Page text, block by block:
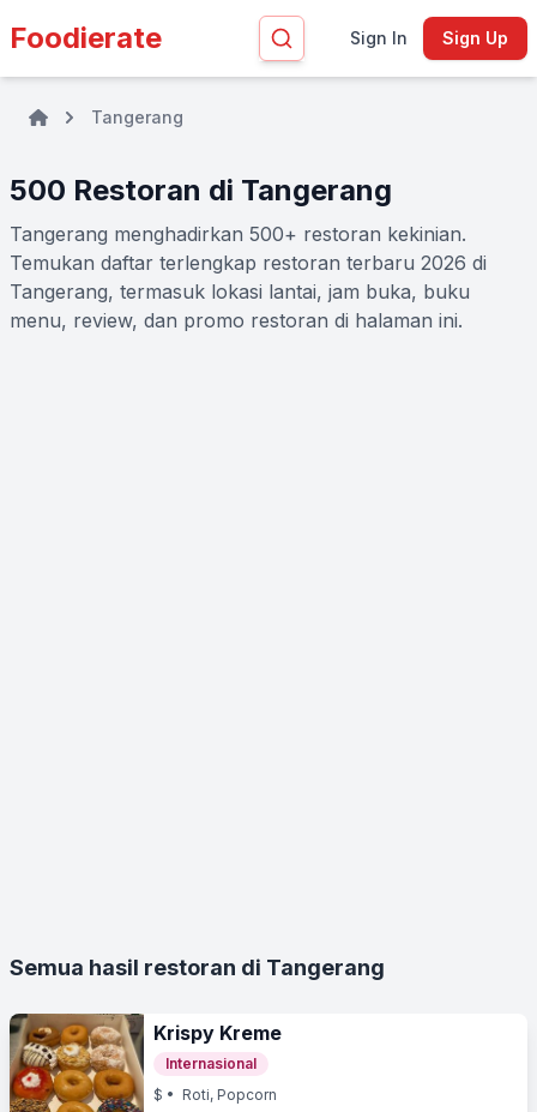
Foodierate Sign In Sign Up
Tangerang
500 Restoran di Tangerang
Tangerang menghadirkan 500+ restoran kekinian.
Temukan daftar terlengkap restoran terbaru 2026 di
Tangerang, termasuk lokasi lantai, jam buka, buku
menu, review, dan promo restoran di halaman ini.
Semua hasil restoran di Tangerang
Krispy Kreme
Internasional
$ • Roti, Popcorn